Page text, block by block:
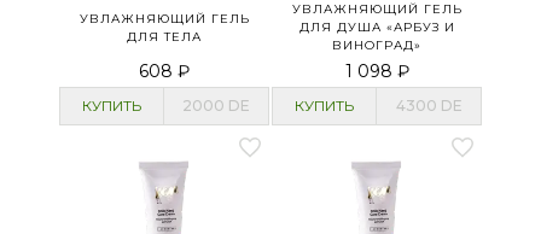
УВЛАЖНЯЮЩИЙ ГЕЛЬ
ДЛЯ ТЕЛА
608 ₽
КУПИТЬ 2000 DE
УВЛАЖНЯЮЩИЙ ГЕЛЬ
ДЛЯ ДУША «АРБУЗ И
ВИНОГРАД»
1 098 ₽
КУПИТЬ 4300 DE